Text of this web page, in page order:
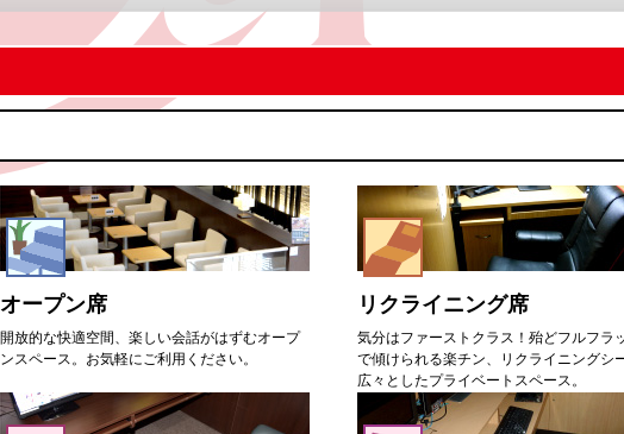
オープン席
開放的な快適空間、楽しい会話がはずむオープ
ンスペース。お気軽にご利用ください。
リクライニング席
気分はファーストクラス！殆どフルフラ
で傾けられる楽チン、リクライニングシ
広々としたプライベートスペース。